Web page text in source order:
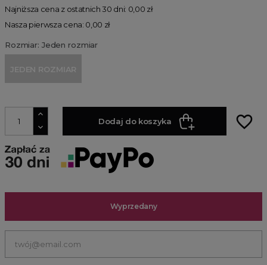
Najniższa cena z ostatnich 30 dni: 0,00 zł
Nasza pierwsza cena: 0,00 zł
Rozmiar: Jeden rozmiar
JEDEN ROZMIAR
Dodaj do koszyka favorite_border
Wyprzedany